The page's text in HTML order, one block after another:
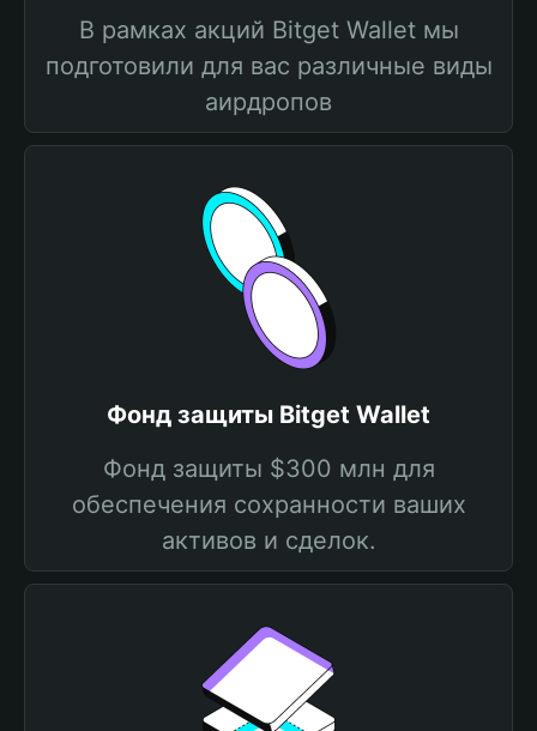
В рамках акций Bitget Wallet мы
подготовили для вас различные виды
аирдропов
Фонд защиты Bitget Wallet
Фонд защиты $300 млн для
обеспечения сохранности ваших
активов и сделок.